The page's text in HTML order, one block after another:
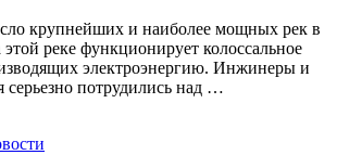
крупнейших и наиболее мощных рек в
реке функционирует колоссальное
электроэнергию. Инжинеры и
серьезно потрудились над …